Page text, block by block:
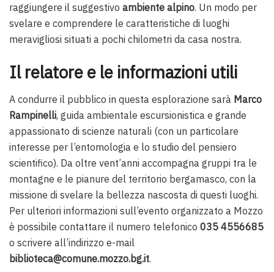
raggiungere il suggestivo ambiente alpino. Un modo per
svelare e comprendere le caratteristiche di luoghi
meravigliosi situati a pochi chilometri da casa nostra.
Il relatore e le informazioni utili
A condurre il pubblico in questa esplorazione sarà Marco
Rampinelli, guida ambientale escursionistica e grande
appassionato di scienze naturali (con un particolare
interesse per l’entomologia e lo studio del pensiero
scientifico). Da oltre vent’anni accompagna gruppi tra le
montagne e le pianure del territorio bergamasco, con la
missione di svelare la bellezza nascosta di questi luoghi.
Per ulteriori informazioni sull’evento organizzato a Mozzo
è possibile contattare il numero telefonico 035 4556685
o scrivere all’indirizzo e-mail
biblioteca@comune.mozzo.bg.it.